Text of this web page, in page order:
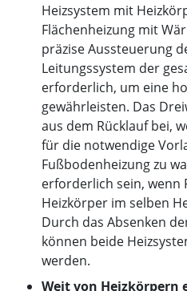
Heizsystem mit
Flächenheizung mit
präzise Aussteuerung
Leitungssystem der
erforderlich, um eine
gewährleisten. Das
aus dem Rücklauf bei,
für die notwendige
Fußbodenheizung zu
erforderlich sein, wenn
Heizkörper im selben
Durch das Absenken
können beide
werden.
Weit von